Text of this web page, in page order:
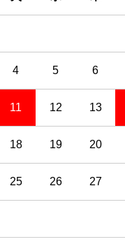
4 5 6
11 12 13
18 19 20
25 26 27